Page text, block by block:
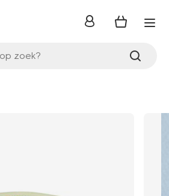
zoek?
inloggen